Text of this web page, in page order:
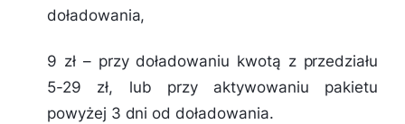
doładowania,
9 zł – przy doładowaniu kwotą z przedziału
5-29 zł, lub przy aktywowaniu pakietu
powyżej 3 dni od doładowania.